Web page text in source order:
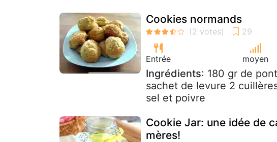
Cookies normands
Entrée moyen
Ingrédients: 180 gr de
sachet de levure 2
sel et poivre
Cookie Jar: une idée de
mères!